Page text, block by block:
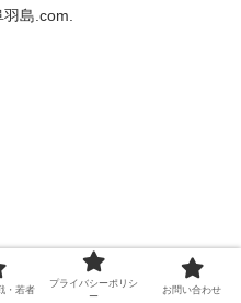
島.com.
・若者
プライバシーポリシ
ー
お問い合わせ